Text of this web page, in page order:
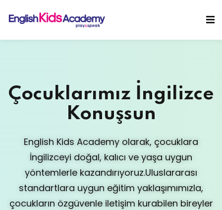
Çocuklarımız İngilizce
Konuşsun
English Kids Academy olarak, çocuklara
İngilizceyi doğal, kalıcı ve yaşa uygun
yöntemlerle kazandırıyoruz.Uluslararası
standartlara uygun eğitim yaklaşımımızla,
çocukların özgüvenle iletişim kurabilen bireyler
Sign in
Remember me Lost your password?